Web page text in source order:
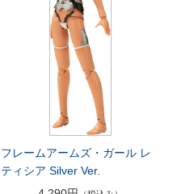
フレームアームズ・ガール レ
ティシア Silver Ver.